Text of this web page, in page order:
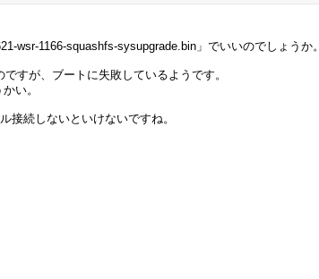
wsr-1166-squashfs-sysupgrade.bin」でいいのでしょうか。
すが、ブートに失敗しているようです。
い。
接続しないといけないですね。